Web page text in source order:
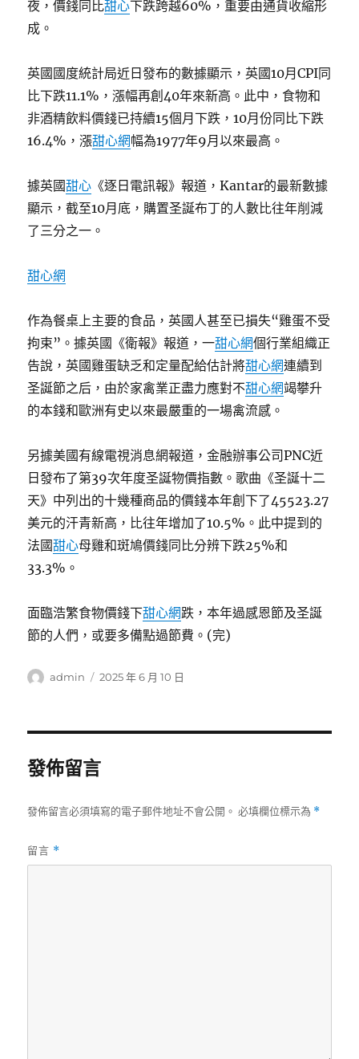
夜，價錢同比甜心下跌跨越60%，重要由通貨收縮形
成。
英國國度統計局近日發布的數據顯示，英國10月CPI同
比下跌11.1%，漲幅再創40年來新高。此中，食物和
非酒精飲料價錢已持續15個月下跌，10月份同比下跌
16.4%，漲甜心網幅為1977年9月以來最高。
據英國甜心 《逐日電訊報》報道，Kantar的最新數據
顯示，截至10月底，購置圣誕布丁的人數比往年削減
了三分之一。
甜心網
作為餐桌上主要的食品，英國人甚至已損失“雞蛋不受
拘束”。據英國《衛報》報道，一甜心網個行業組織正
告說，英國雞蛋缺乏和定量配給估計將甜心網連續到
圣誕節之后，由於家禽業正盡力應對不甜心網竭攀升
的本錢和歐洲有史以來最嚴重的一場禽流感。
另據美國有線電視消息網報道，金融辦事公司PNC近
日發布了第39次年度圣誕物價指數。歌曲《圣誕十二
天》中列出的十幾種商品的價錢本年創下了45523.27
美元的汗青新高，比往年增加了10.5%。此中提到的
法國甜心母雞和斑鳩價錢同比分辨下跌25%和
33.3%。
面臨浩繁食物價錢下甜心網跌，本年過感恩節及圣誕
節的人們，或要多備點過節費。(完)
作
admin
發
2025 年 6 月 10 日
發佈留言
發佈留言必須填寫的電子郵件地址不會公開。 必填欄位標示為 *
留言 *